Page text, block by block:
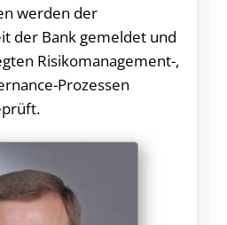
werden der
der Bank gemeldet und
Risikomanagement-,
Prozessen